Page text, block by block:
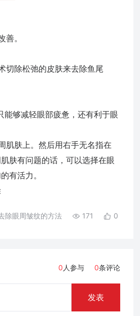
。
除松弛的皮肤来去除鱼尾
够减轻眼部疲惫，还有利于眼
肤上。然后用右手无名指在
肤有问题的话，可以选择在眼
有活力。
除眼周皱纹的方法 171 0
0 人参与 0条评论
发表